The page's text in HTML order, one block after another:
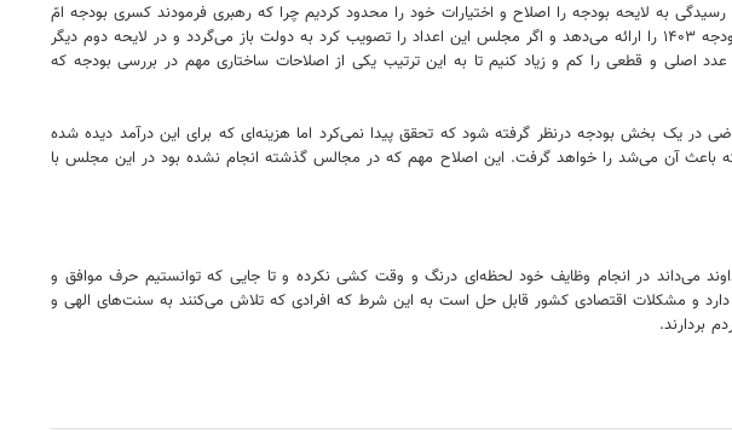
و اقدام مجلس یازدهم در این زمینه، عنوان کرد: ما ماده ۱۸۲ آیین‌نامه مجلس درباره رسیدگی به لایحه بودجه را اصلاح و اختیارات خود را محدود کردیم چرا که رهبری فرمودند کسری بودجه امّ
الخبائث است و امسال برای نخستین بار بودجه را دو مرحله‌ای بررسی می‌کنیم؛ به این معنا که ابتدا دولت لایحه کلیات و تبصره‌های بودجه ۱۴۰۳ را ارائه می‌دهد و اگر مجلس این اعداد را تصویب کرد به دولت باز می‌گردد و در لایحه دوم دیگر
اصلی و قطعی را کم و زیاد کنیم تا به این ترتیب یکی از اصلاحات ساختاری مهم در بررسی بودجه که
یک بخش بودجه درنظر گرفته شود که تحقق پیدا نمی‌کرد اما هزینه‌ای که برای این درآمد دیده شده
باعث آن می‌شد را خواهد گرفت. این اصلاح مهم که در مجالس گذشته انجام نشده بود در این مجلس با
می‌داند در انجام وظایف خود لحظه‌ای درنگ و وقت کشی نکرده و تا جایی که توانستیم حرف موافق و
دارد و مشکلات اقتصادی کشور قابل حل است به این شرط که افرادی که تلاش می‌کنند به سنت‌های الهی و
بردارند.